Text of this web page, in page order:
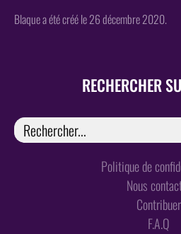
Blaque a été créé le 26 décembre 2020.
RECHERCHER
Search
for:
Politique de
Nous
Contribuer
F.A.Q